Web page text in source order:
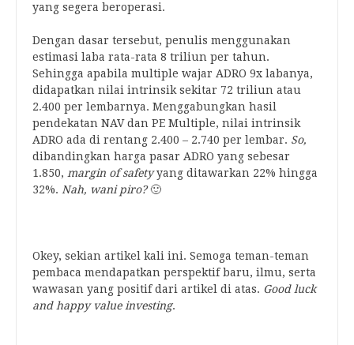
yang segera beroperasi.
Dengan dasar tersebut, penulis menggunakan
estimasi laba rata-rata 8 triliun per tahun.
Sehingga apabila multiple wajar ADRO 9x labanya,
didapatkan nilai intrinsik sekitar 72 triliun atau
2.400 per lembarnya. Menggabungkan hasil
pendekatan NAV dan PE Multiple, nilai intrinsik
ADRO ada di rentang 2.400 – 2.740 per lembar. So,
dibandingkan harga pasar ADRO yang sebesar
1.850, margin of safetyyang ditawarkan 22% hingga
32%. Nah, wani piro?🙂
Okey, sekian artikel kali ini. Semoga teman-teman
pembaca mendapatkan perspektif baru, ilmu, serta
wawasan yang positif dari artikel di atas. Good luck
and happy value investing.